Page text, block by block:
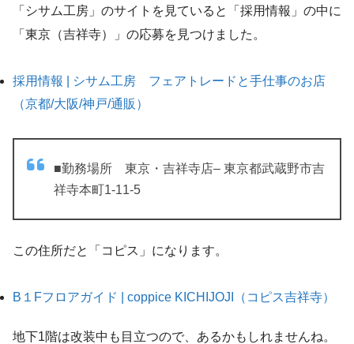
「シサム工房」のサイトを見ていると「採用情報」の中に
「東京（吉祥寺）」の応募を見つけました。
採用情報 | シサム工房 フェアトレードと手仕事のお店
（京都/大阪/神戸/通販）
■勤務場所 東京・吉祥寺店– 東京都武蔵野市吉
祥寺本町1-11-5
この住所だと「コピス」になります。
B１Fフロアガイド | coppice KICHIJOJI（コピス吉祥寺）
地下1階は改装中も目立つので、あるかもしれませんね。